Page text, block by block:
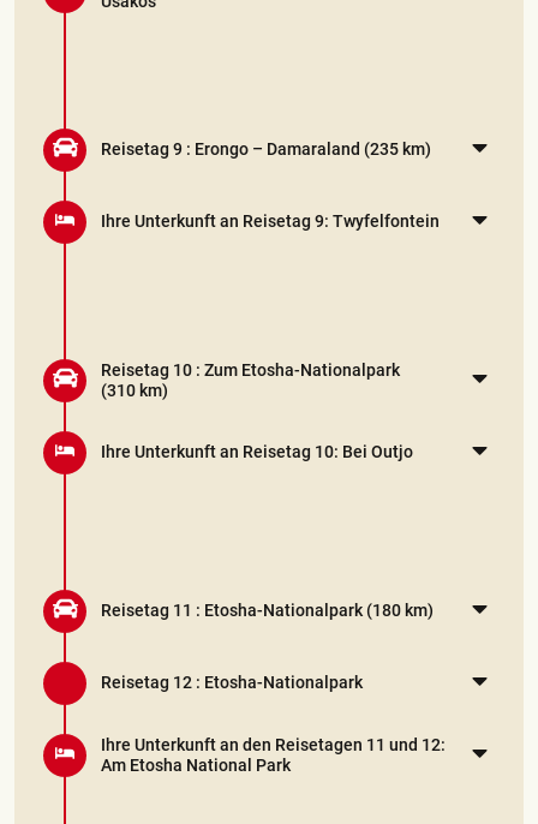
Reisetag 9 : Erongo – Damaraland (235 km)
Ihre Unterkunft an Reisetag 9: Twyfelfontein
Reisetag 10 : Zum Etosha-Nationalpark
(310 km)
Ihre Unterkunft an Reisetag 10: Bei Outjo
Reisetag 11 : Etosha-Nationalpark (180 km)
Reisetag 12 : Etosha-Nationalpark
Ihre Unterkunft an den Reisetagen 11 und 12:
Am Etosha National Park